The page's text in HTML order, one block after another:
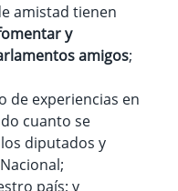
amistad tienen
y
amigos;
de experiencias en
cuanto se
diputados y
país; y